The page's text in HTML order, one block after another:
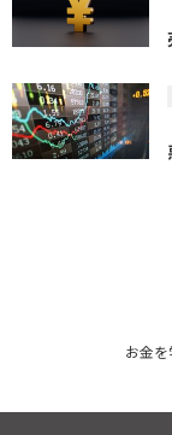
お金